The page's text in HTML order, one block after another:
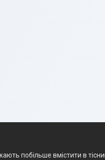
побільше вмістити в